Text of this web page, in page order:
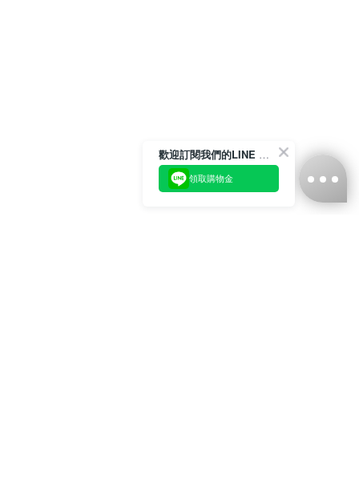
歡迎訂閱我們的LINE 官方帳號
領取購物金